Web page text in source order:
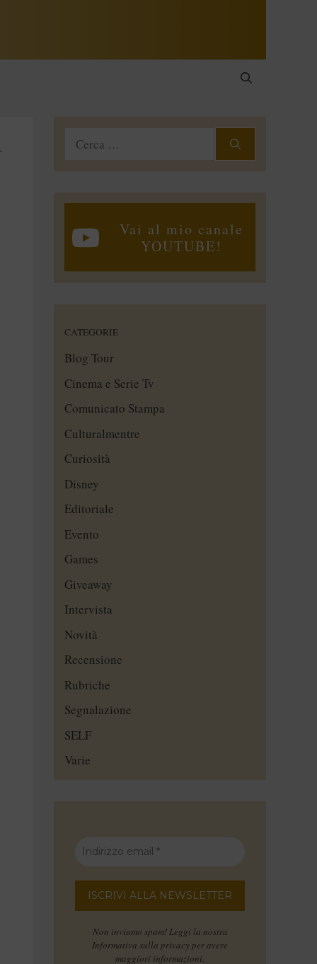
Ricerca
Vai al mio canale
YOUTUBE!
CATEGORIE
Blog Tour
Cinema e Serie Tv
Comunicato Stampa
Culturalmentre
Curiosità
Disney
Editoriale
Evento
Games
Giveaway
Intervista
Novità
Recensione
Rubriche
Segnalazione
SELF
Varie
Non inviamo spam! Leggi la nostra
Informativa sulla privacy per avere
maggiori informazioni.